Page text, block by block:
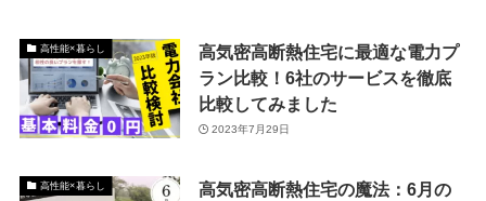
高性能×暮らし
高気密高断熱住宅に最適な電力プ
ラン比較！6社のサービスを徹底
比較してみました
2023年7月29日
高性能×暮らし
高気密高断熱住宅の魔法：6月の